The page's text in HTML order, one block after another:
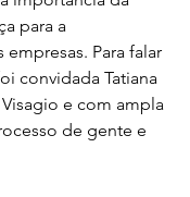
para a
Para falar
convidada Tatiana
e com ampla
de gente e